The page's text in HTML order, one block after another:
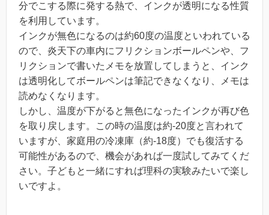
分でこする際に発する熱で、インクが透明になる性質
を利用しています。
インクが無色になるのは約60度の温度といわれている
ので、炎天下の車内にフリクションボールペンや、フ
リクションで書いたメモを放置してしまうと、インク
は透明化してボールペンは筆記できなくなり、メモは
読めなくなります。
しかし、温度が下がると無色になったインクが再び色
を取り戻します。この時の温度は約-20度と言われて
いますが、家庭用の冷凍庫（約-18度）でも復活する
可能性があるので、機会があれば一度試してみてくだ
さい。子どもと一緒にすれば理科の実験みたいで楽し
いですよ。